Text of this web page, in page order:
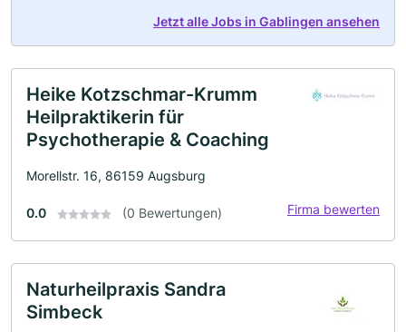
Jetzt alle Jobs in Gablingen ansehen
Heike Kotzschmar-Krumm
Heilpraktikerin für
Psychotherapie & Coaching
Morellstr. 16, 86159 Augsburg
0.0 (0 Bewertungen) Firma bewerten
Naturheilpraxis Sandra
Simbeck